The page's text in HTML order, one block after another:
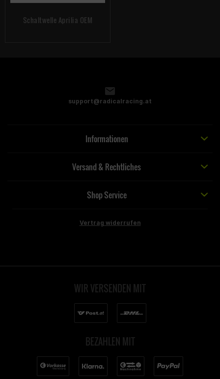
Schaltwelle Aprilia OEM
support@radicalracing.at
Informationen
Versand & Rechtliches
Shop Service
Vertrag widerrufen
WIR VERSENDEN MIT
BEZAHLEN MIT